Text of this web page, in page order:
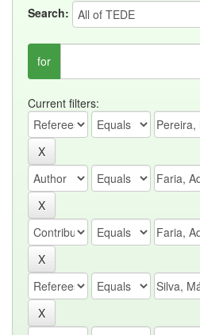
Search:
for
Current filters: